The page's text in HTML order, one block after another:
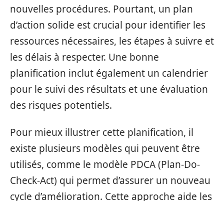
nouvelles procédures. Pourtant, un plan
d’action solide est crucial pour identifier les
ressources nécessaires, les étapes à suivre et
les délais à respecter. Une bonne
planification inclut également un calendrier
pour le suivi des résultats et une évaluation
des risques potentiels.
Pour mieux illustrer cette planification, il
existe plusieurs modèles qui peuvent être
utilisés, comme le modèle PDCA (Plan-Do-
Check-Act) qui permet d’assurer un nouveau
cycle d’amélioration. Cette approche aide les